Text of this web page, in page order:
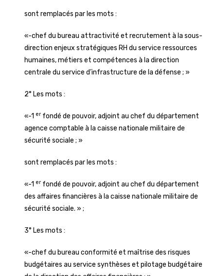
sont remplacés par les mots :
«-chef du bureau attractivité et recrutement à la sous-
direction enjeux stratégiques RH du service ressources
humaines, métiers et compétences à la direction
centrale du service d’infrastructure de la défense ; »
2° Les mots :
«-1 er fondé de pouvoir, adjoint au chef du département
agence comptable à la caisse nationale militaire de
sécurité sociale ; »
sont remplacés par les mots :
«-1 er fondé de pouvoir, adjoint au chef du département
des affaires financières à la caisse nationale militaire de
sécurité sociale. » ;
3° Les mots :
«-chef du bureau conformité et maîtrise des risques
budgétaires au service synthèses et pilotage budgétaire